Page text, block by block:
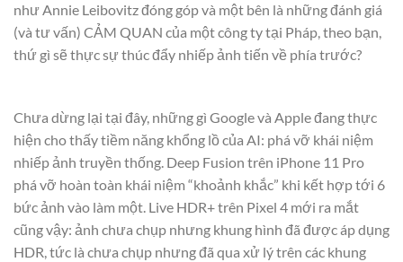
như Annie Leibovitz đóng góp và một bên là những đánh giá
(và tư vấn) CẢM QUAN của một công ty tại Pháp, theo bạn,
thứ gì sẽ thực sự thúc đẩy nhiếp ảnh tiến về phía trước?
Chưa dừng lại tại đây, những gì Google và Apple đang thực
hiện cho thấy tiềm năng khổng lồ của AI: phá vỡ khái niệm
nhiếp ảnh truyền thống. Deep Fusion trên iPhone 11 Pro
phá vỡ hoàn toàn khái niệm “khoảnh khắc” khi kết hợp tới 6
bức ảnh vào làm một. Live HDR+ trên Pixel 4 mới ra mắt
cũng vậy: ảnh chưa chụp nhưng khung hình đã được áp dụng
HDR, tức là chưa chụp nhưng đã qua xử lý trên các khung